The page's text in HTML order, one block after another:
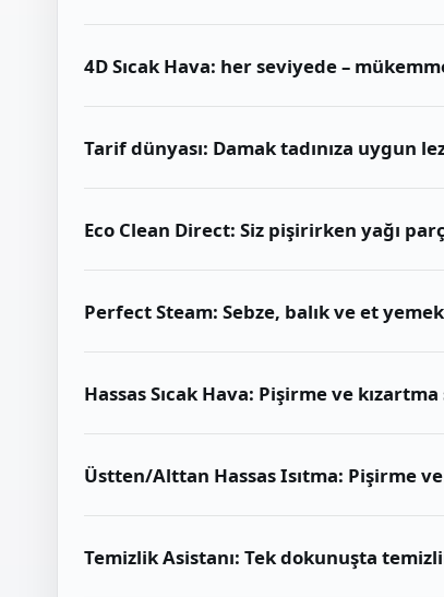
4D Sıcak Hava: her seviyede –
Tarif dünyası: Damak tadınıza uygun
Eco Clean Direct: Siz pişirirken yağı
Perfect Steam: Sebze, balık ve et
Hassas Sıcak Hava: Pişirme ve
Üstten/Alttan Hassas Isıtma: Pişirme
Temizlik Asistanı: Tek dokunuşta